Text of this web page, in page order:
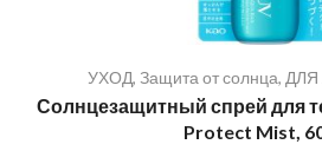
УХОД, Защита от солнца,
Солнцезащитный спрей для
Protect Mist,